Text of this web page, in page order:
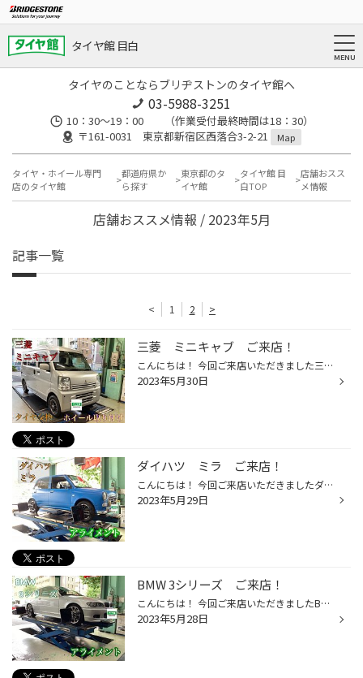
タイヤ館 目白
タイヤのことならブリヂストンのタイヤ館へ
03-5988-3251
10：30～19：00 （作業受付最終時間は18：30）
〒161-0031 東京都新宿区西落合3-2-21
Map
タイヤ・ホイール専門
店のタイヤ館
都道府県か
ら探す
東京都のタ
イヤ館
タイヤ館 目
白TOP
店舗おスス
メ情報
店舗おススメ情報 / 2023年5月
記事一覧
< 1 2 >
三菱 ミニキャブ ご来店！
こんにちは！ 今回ご来店いただきました三菱のミニキャブのタイヤとホイールの交換取り付けを行いました！ タイヤはK370をお選びいただきました！ サイズは145/80R12です。 ホイールはH4 MOTOR X1をお選びいただきました！ サイズは 12×40 P.C.D 100です シルバーと黒の配色とデザインがとても良...
2023年5月30日
ダイハツ ミラ ご来店！
こんにちは！ 今回ご来店いただきましたダイハツのミラのアライメント調整を致しました！ 週末に乗るだけでもご利用の状況によってはアライメントのズレが発生してしまっていたり、 長く乗っていたりすると少しずつズレを起こしていることもありますので、 アライメント調整を一年に一度行うとズレ...
2023年5月29日
BMW 3シリーズ ご来店！
こんにちは！ 今回ご来店いただきましたBMWの 3シリーズのアライメント調整を致しました！ 黄色で囲んだカメラで赤色で囲んだ器具の角度などを読み取っています！ アライメント調整を一年に一回やるだけでもタイヤの持ちが変わってきますのでアライメント調整のご相談やご予約お待ちしております！ ...
2023年5月28日